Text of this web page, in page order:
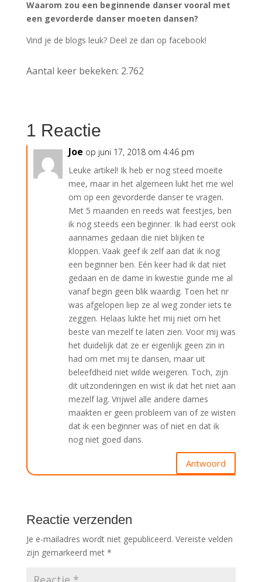
Waarom zou een beginnende danser vooral met
een gevorderde danser moeten dansen?
Vind je de blogs leuk? Deel ze dan op facebook!
Aantal keer bekeken: 2.762
1 Reactie
Joe op juni 17, 2018 om 4:46 pm
Leuke artikel! Ik heb er nog steed moeite
mee, maar in het algemeen lukt het me wel
om op een gevorderde danser te vragen.
Met 5 maanden en reeds wat feestjes, ben
ik nog steeds een beginner. Ik had eerst ook
aannames gedaan die niet blijken te
kloppen. Vaak geef ik zelf aan dat ik nog
een beginner ben. Eén keer had ik dat niet
gedaan en de dame in kwestie gunde me al
vanaf begin geen blik waardig. Toen het nr
was afgelopen liep ze al weg zonder iets te
zeggen. Helaas lukte het mij niet om het
beste van mezelf te laten zien. Voor mij was
het duidelijk dat ze er eigenlijk geen zin in
had om met mij te dansen, maar uit
beleefdheid niet wilde weigeren. Toch, zijn
dit uitzonderingen en wist ik dat het niet aan
mezelf lag. Vrijwel alle andere dames
maakten er geen probleem van of ze wisten
dat ik een beginner was of niet en dat ik
nog niet goed dans.
Antwoord
Reactie verzenden
Je e-mailadres wordt niet gepubliceerd. Vereiste velden
zijn gemarkeerd met *